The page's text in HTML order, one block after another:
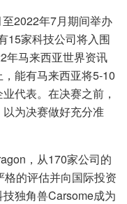
2022年7月期间举办
15家科技公司将入围
年马来西亚世界资讯
能有马来西亚将5-10
代表。在决赛之前，
为决赛做好充分准
，从170家公司的
的评估并向国际投资
独角兽Carsome成为